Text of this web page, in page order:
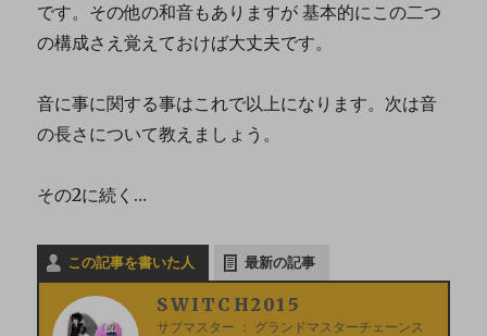
です。その他の和音もありますが 基本的にこの二つ
の構成さえ覚えておけば大丈夫です。
音に事に関する事はこれで以上になります。次は音
の長さについて教えましょう。
その2に続く…
この記事を書いた人 最新の記事
SWITCH2015
サブマスター ： グランドマスターチェーンス